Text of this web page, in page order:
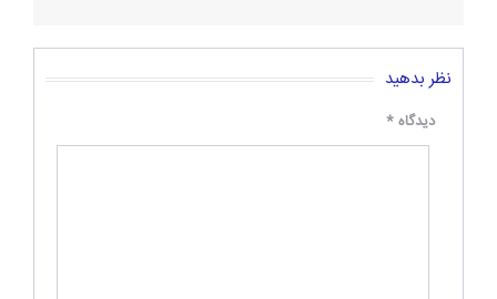
نظر بدهید
دیدگاه*